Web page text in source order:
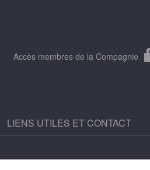
Accès membres de la Compagnie
LIENS UTILES ET CONTACT